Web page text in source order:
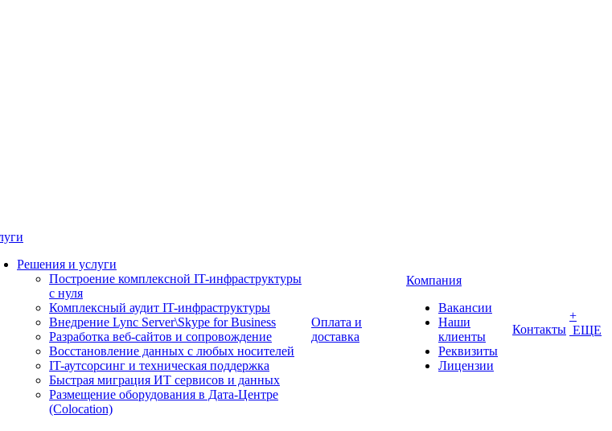
Решения и услуги
Построение комплексной IT-инфраструктуры
с нуля
Комплексный аудит IT-инфраструктуры
Внедрение Lync Server\Skype for Business
Разработка веб-сайтов и сопровождение
Восстановление данных с любых носителей
IT-аутсорсинг и техническая поддержка
Быстрая миграция ИТ сервисов и данных
Размещение оборудования в Дата-Центре
(Colocation)
Оплата и
доставка
Компания
Вакансии
Наши
клиенты
Реквизиты
Лицензии
Контакты
+
ЕЩЕ